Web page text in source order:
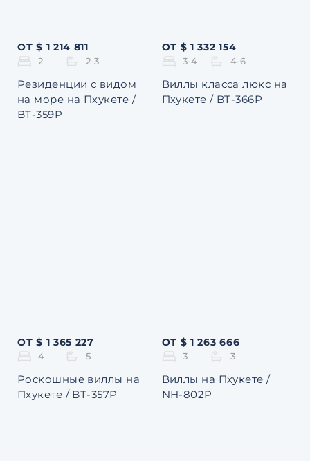
ОТ $ 1 214 811
2 2-3
Резиденции с видом
на море на Пхукете /
BT-359P
ОТ $ 1 332 154
3-4 4-6
Виллы класса люкс на
Пхукете / BT-366P
ОТ $ 1 365 227
4 5
Роскошные виллы на
Пхукете / BT-357P
ОТ $ 1 263 666
3 3
Виллы на Пхукете /
NH-802P